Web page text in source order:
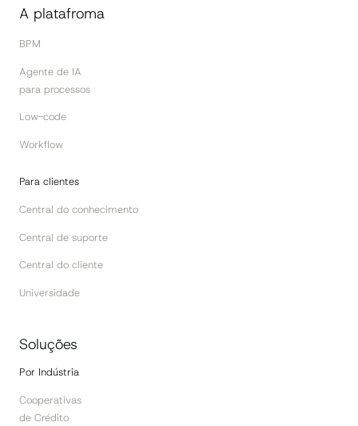
A platafroma
BPM
Agente de IA
para processos
Low-code
Workflow
Para clientes
Central do conhecimento
Central de suporte
Central do cliente
Universidade
Soluções
Por Indústria
Cooperativas
de Crédito